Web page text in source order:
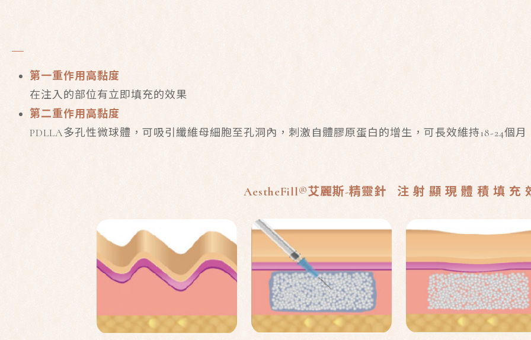
第一重作用高黏度
在注入的部位有立即填充的效果
第二重作用高黏度
PDLLA多孔性微球體，可吸引纖維母細胞至孔洞內，刺激自體膠原蛋白的增生，可長效維持18-24個月
AestheFill®艾麗斯-精靈針 注 射 顯 現 體 積 填 充